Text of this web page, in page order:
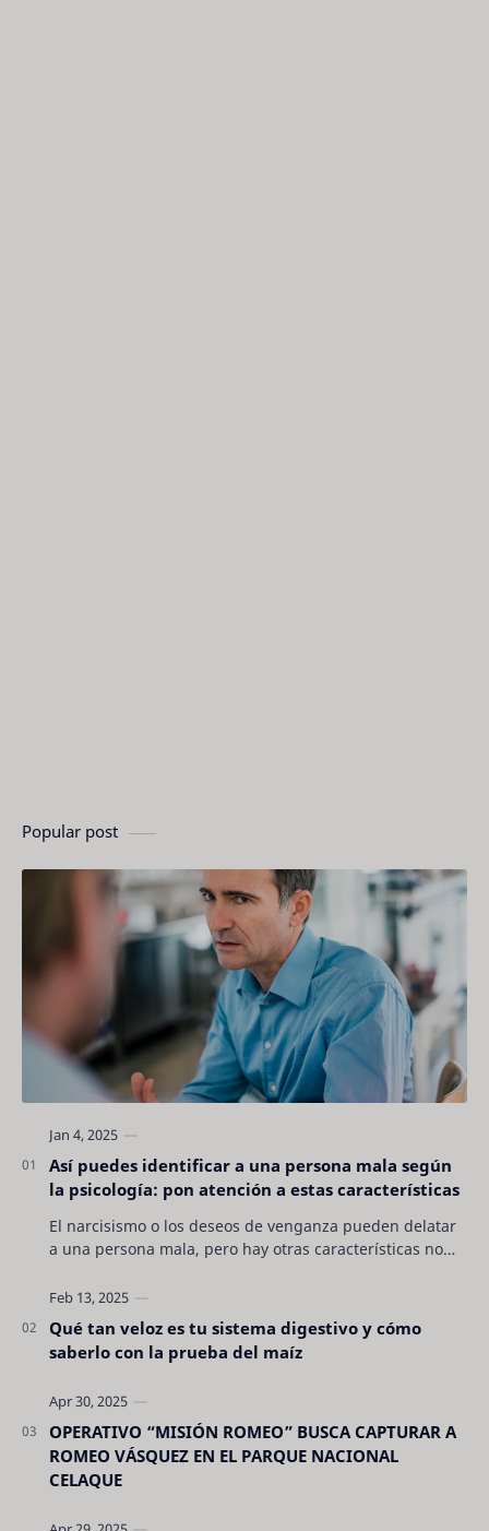
Popular post
Así puedes identificar a una persona mala según
la psicología: pon atención a estas características
El narcisismo o los deseos de venganza pueden delatar
a una persona mala, pero hay otras características no
Qué tan veloz es tu sistema digestivo y cómo
saberlo con la prueba del maíz
OPERATIVO “MISIÓN ROMEO” BUSCA CAPTURAR A
ROMEO VÁSQUEZ EN EL PARQUE NACIONAL
CELAQUE